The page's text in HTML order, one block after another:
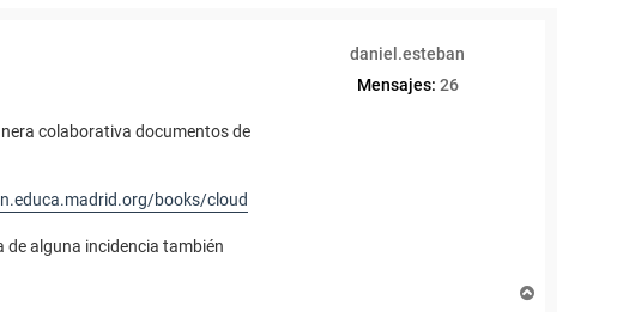
daniel.esteban
Mensajes: 26
colaborativa documentos de
books/cloud
de alguna incidencia también